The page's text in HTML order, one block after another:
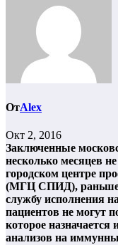
ОтAlex
Окт 2, 2016
Заключенные
несколько месяцев
городском центре
(МГЦ СПИД), раньше
службу исполнения
пациентов не могут
которое назначается
анализов на